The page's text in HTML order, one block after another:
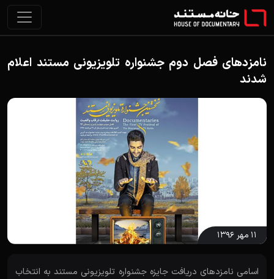
نامزدهای فصل دوم جشنواره تلویزیونی مستند اعلام
شدند
۱۱ مهر ۱۳۹۶
اسامی نامزدهای دریافت جایزه جشنواره تلویزیونی مستند به انتخاب